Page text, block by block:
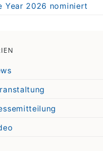
Year 2026 nominiert